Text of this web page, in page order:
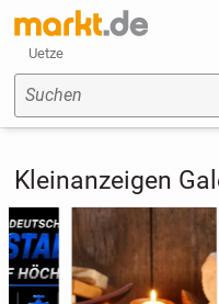
Uetze
Suchen
Kleinanzeigen